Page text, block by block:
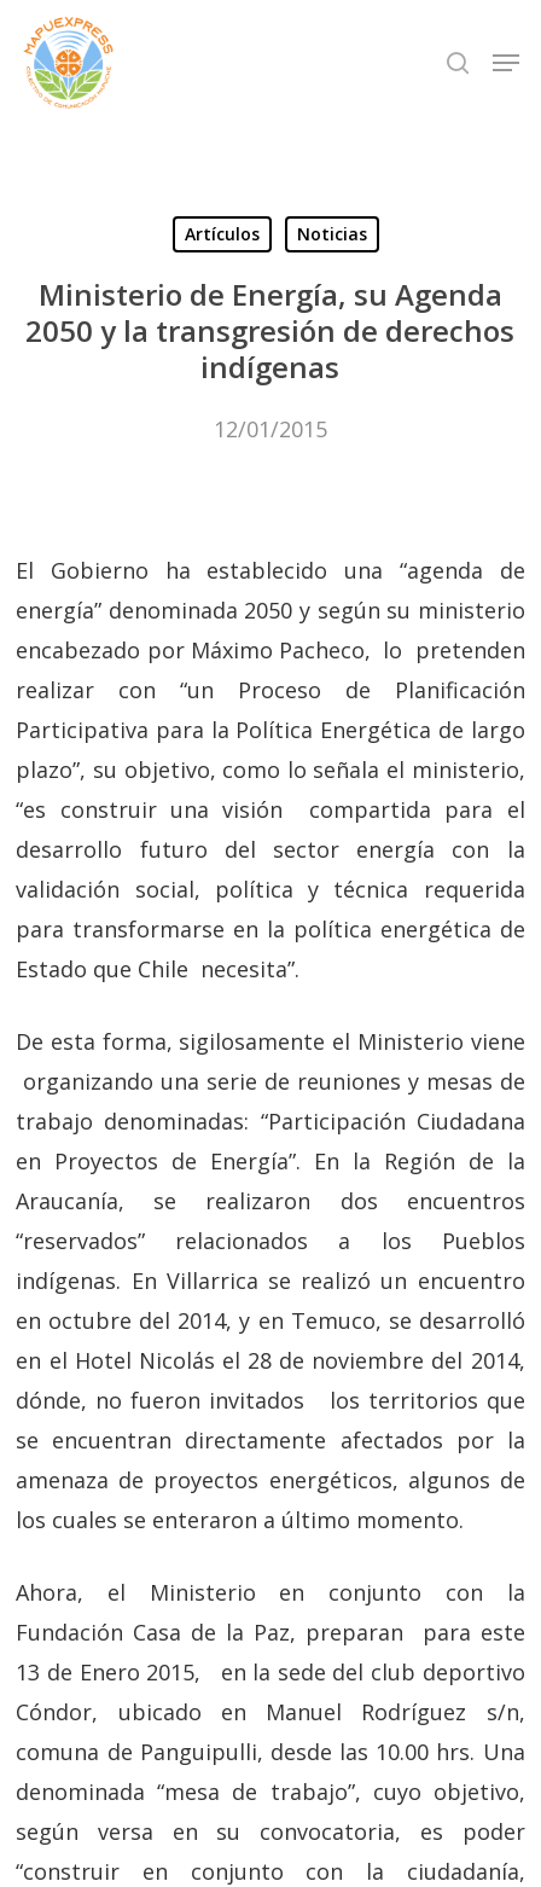
Skip
main
search
Artículos Noticias
Ministerio de Energía, su Agenda
2050 y la transgresión de derechos
indígenas
12/01/2015
El Gobierno ha establecido una “agenda de
energía” denominada 2050 y según su ministerio
encabezado por Máximo Pacheco, lo pretenden
realizar con “un Proceso de Planificación
Participativa para la Política Energética de largo
plazo”, su objetivo, como lo señala el ministerio,
“es construir una visión compartida para el
desarrollo futuro del sector energía con la
validación social, política y técnica requerida
para transformarse en la política energética de
Estado que Chile necesita”.
De esta forma, sigilosamente el Ministerio viene
organizando una serie de reuniones y mesas de
trabajo denominadas: “Participación Ciudadana
en Proyectos de Energía”. En la Región de la
Araucanía, se realizaron dos encuentros
“reservados” relacionados a los Pueblos
indígenas. En Villarrica se realizó un encuentro
en octubre del 2014, y en Temuco, se desarrolló
en el Hotel Nicolás el 28 de noviembre del 2014,
dónde, no fueron invitados los territorios que
se encuentran directamente afectados por la
amenaza de proyectos energéticos, algunos de
los cuales se enteraron a último momento.
Ahora, el Ministerio en conjunto con la
Fundación Casa de la Paz, preparan para este
13 de Enero 2015, en la sede del club deportivo
Cóndor, ubicado en Manuel Rodríguez s/n,
comuna de Panguipulli, desde las 10.00 hrs. Una
denominada “mesa de trabajo”, cuyo objetivo,
según versa en su convocatoria, es poder
“construir en conjunto con la ciudadanía,
Close